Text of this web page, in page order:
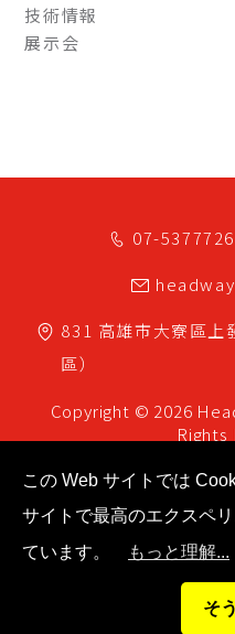
技術情報
展示会
07-5377726
831 高雄市大寮區
區）
Copyright © 2026
Rights
この Web サイトでは
サイトで最高のエクスペ
ています。
もっと理解...
そ